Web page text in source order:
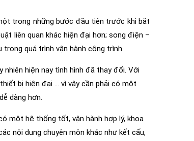
trong những bước đầu tiên trước khi bắt
liên quan khác hiện đại hơn; song điện –
quá trình vận hành công trình.
hiện nay tình hình đã thay đổi. Với
bị hiện đại … vì vậy cần phải có một
dàng hơn.
một hệ thống tốt, vận hành hợp lý, khoa
nội dung chuyên môn khác như kết cấu,